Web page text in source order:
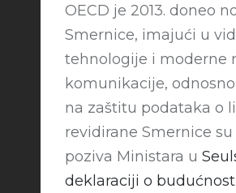
OECD je 2013. doneo
Smernice, imajući u
tehnologije i moderne
komunikacije,
na zaštitu podataka o
revidirane Smernice
poziva Ministara u
deklaraciji o